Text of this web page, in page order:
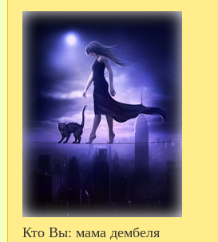
Кто Вы: мама дембеля